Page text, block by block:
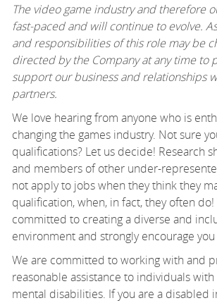
The video game industry and therefore
fast-paced and will continue to evolve.
and responsibilities of this role may be
directed by the Company at any time to
support our business and relationships
partners.
We love hearing from anyone who is
changing the games industry. Not sure
qualifications? Let us decide! Research
and members of other under-
not apply to jobs when they think they
qualification, when, in fact, they often do!
committed to creating a diverse and
environment and strongly encourage
We are committed to working with and
reasonable assistance to individuals with
mental disabilities. If you are a disabled